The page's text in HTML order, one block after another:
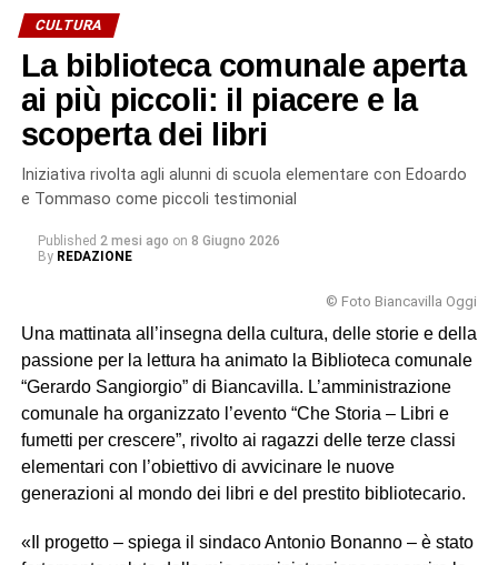
Attraverso il racconto diretto della storia del padre – un
uomo che scelse la libertà e la coerenza morale anche a
costo della prigionia e della stessa vita – i piccoli alunni
hanno potuto toccare con mano uno dei capitoli più
drammatici della nostra storia recente.
«L’incontro con il professor Sangiorgio ha rappresentato
un’importante occasione di educazione alla memoria e
«Attraverso il racconto diretto di una storia familiare, i
complesso in modo autentico ed emotivamente
coinvolgente».
La didattica delle emozioni
Gli alunni hanno partecipato con grande vivacità,
ponendo domande significative e dimostrando una
sensibilità sorprendente verso i valori di libertà, coraggio
trasformando la lezione di Storia in un’esperienza viva e
CULTURA
La biblioteca comunale aperta
ai più piccoli: il piacere e la
scoperta dei libri
Iniziativa rivolta agli alunni di scuola elementare con Edoardo
e Tommaso come piccoli testimonial
Published 2 mesi ago on 8 Giugno 2026
By REDAZIONE
© Foto Biancavilla Oggi
Una mattinata all’insegna della cultura, delle storie e della
passione per la lettura ha animato la Biblioteca comunale
“Gerardo Sangiorgio” di Biancavilla. L’amministrazione
comunale ha organizzato l’evento “Che Storia – Libri e
fumetti per crescere”, rivolto ai ragazzi delle terze classi
elementari con l’obiettivo di avvicinare le nuove
generazioni al mondo dei libri e del prestito bibliotecario.
«Il progetto – spiega il sindaco Antonio Bonanno – è stato